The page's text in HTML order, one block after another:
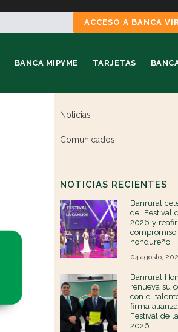
ACCESO A BANCA
BANCA MIPYME TARJETAS
Noticias
Comunicados
NOTICIAS RECIENTES
Banrural
del Festival
2026 y
hondureño
04 agosto,
Banrural
renueva su
con el
firma
Festival de
2026